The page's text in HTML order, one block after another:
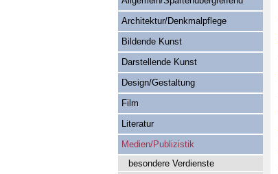
Architektur/Denkmalpflege
Bildende Kunst
Darstellende Kunst
Design/Gestaltung
Film
Literatur
Medien/Publizistik
besondere Verdienste